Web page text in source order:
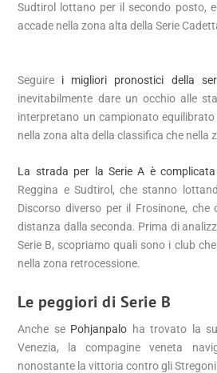
Sudtirol lottano per il secondo posto,
accade nella zona alta della Serie
Seguire i migliori pronostici della
inevitabilmente dare un occhio alle
interpretano un campionato equilibrato
nella zona alta della classifica che nella
La strada per la Serie A è complicata
Reggina e Sudtirol, che stanno
Discorso diverso per il Frosinone,
distanza dalla seconda. Prima di
Serie B, scopriamo quali sono i club
nella zona retrocessione.
Le peggiori di Serie B
Anche se Pohjanpalo ha trovato la
Venezia, la compagine veneta
nonostante la vittoria contro gli